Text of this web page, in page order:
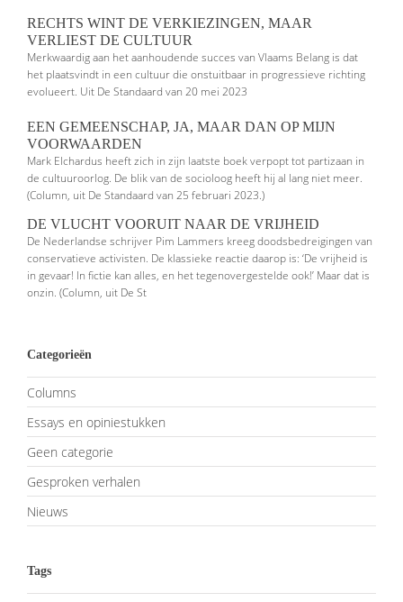
RECHTS WINT DE VERKIEZINGEN, MAAR
VERLIEST DE CULTUUR
Merkwaardig aan het aanhoudende succes van Vlaams Belang is dat
het plaatsvindt in een cultuur die onstuitbaar in progressieve richting
evolueert. Uit De Standaard van 20 mei 2023
EEN GEMEENSCHAP, JA, MAAR DAN OP MIJN
VOORWAARDEN
Mark Elchardus heeft zich in zijn laatste boek verpopt tot partizaan in
de cultuuroorlog. De blik van de socioloog heeft hij al lang niet meer.
(Column, uit De Standaard van 25 februari 2023.)
DE VLUCHT VOORUIT NAAR DE VRIJHEID
De Nederlandse schrijver Pim Lammers kreeg doodsbedreigingen van
conser­vatieve activisten. De klassieke reactie daarop is: ‘De vrijheid is
in gevaar! In fictie kan alles, en het tegenovergestelde ook!’ Maar dat is
onzin. (Column, uit De St
Categorieën
Columns
Essays en opiniestukken
Geen categorie
Gesproken verhalen
Nieuws
Tags